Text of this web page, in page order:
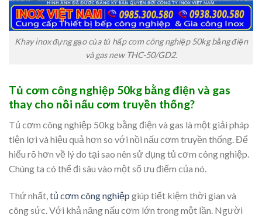
Khay inox đựng gạo của tủ hấp cơm công nghiệp 50kg bằng điện
và gas new THC-50/GD2.
Tủ cơm công nghiệp 50kg bằng điện và gas
thay cho nồi nấu cơm truyền thống?
Tủ cơm công nghiệp 50kg bằng điện và gas là một giải pháp
tiện lợi và hiệu quả hơn so với nồi nấu cơm truyền thống. Để
hiểu rõ hơn về lý do tại sao nên sử dụng tủ cơm công nghiệp.
Chúng ta có thể đi sâu vào một số ưu điểm của nó.
Thứ nhất, tủ cơm công nghiệp giúp tiết kiệm thời gian và
công sức. Với khả năng nấu cơm lớn trong một lần. Người